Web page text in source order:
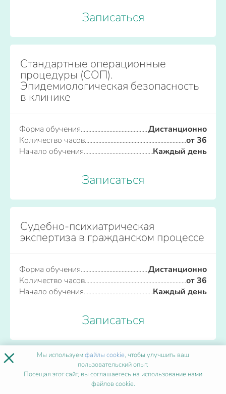
Записаться
Стандартные операционные
процедуры (СОП).
Эпидемиологическая безопасность
в клинике
Форма обучения
Дистанционно
Количество часов
от 36
Начало обучения
Каждый день
Записаться
Судебно-психиатрическая
экспертиза в гражданском процессе
Форма обучения
Дистанционно
Количество часов
от 36
Начало обучения
Каждый день
Записаться
ПОПУЛЯРНЫЕ ПРОГРАММЫ
× Мы используемфайлы cookie, чтобы улучшить ваш
пользовательский опыт.
Посещая этот сайт, вы соглашаетесь на использование нами
файлов cookie.